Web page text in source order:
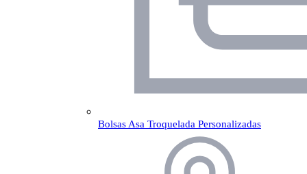
Bolsas Asa Troquelada Personalizadas